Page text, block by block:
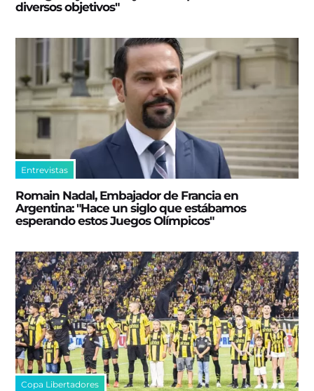
diversos objetivos"
Entrevistas
Romain Nadal, Embajador de Francia en
Argentina: "Hace un siglo que estábamos
esperando estos Juegos Olímpicos"
Copa Libertadores